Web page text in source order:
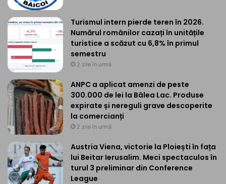
Turismul intern pierde teren în 2026.
Numărul românilor cazați în unitățile
turistice a scăzut cu 6,8% în primul
semestru
2 zile în urmă
ANPC a aplicat amenzi de peste
300.000 de lei la Bâlea Lac. Produse
expirate și nereguli grave descoperite
la comercianți
2 zile în urmă
Austria Viena, victorie la Ploiești în fața
lui Beitar Ierusalim. Meci spectaculos în
turul 3 preliminar din Conference
League